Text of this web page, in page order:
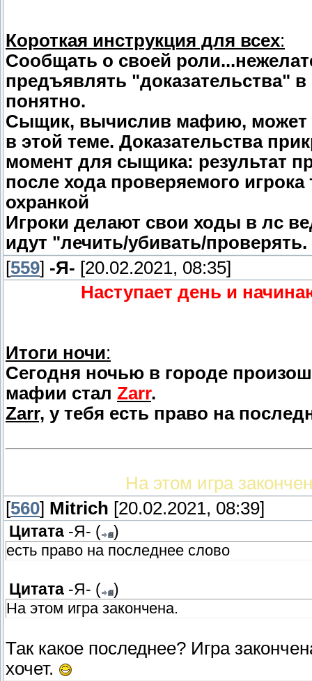
Короткая инструкция для всех:
Сообщать о своей
предъявлять "доказательства"
понятно.
Сыщик, вычислив мафию, может
в этой теме. Доказательства
момент для сыщика: результат
после хода проверяемого
охранкой
Игроки делают свои ходы в лс
идут "лечить/убивать/
[559] -Я- [20.02.2021, 08:35]
Наступает день и
Итоги ночи:
Сегодня ночью в городе
мафии стал Zarr.
Zarr, у тебя есть право на
На этом игра
[560] Mitrich [20.02.2021, 08:39]
Цитата -Я- (
)
есть право на последнее слово
Цитата -Я- (
)
На этом игра закончена.
Так какое последнее? Игра
хочет.